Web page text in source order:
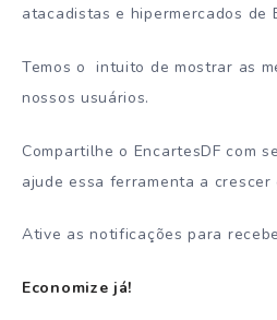
atacadistas e hipermercados de
Temos o intuito de mostrar as
nossos usuários.
Compartilhe o EncartesDF com
ajude essa ferramenta a crescer
Ative as notificações para
Economize já!